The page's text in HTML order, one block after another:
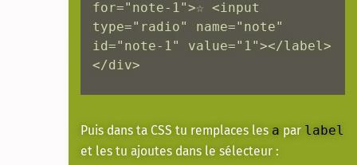
for="note-1">☆ <input
type="radio" name="note"
id="note-1" value="1"></label>
</div>
Puis dans ta CSS tu remplaces les a par label
et les tu ajoutes dans le sélecteur :